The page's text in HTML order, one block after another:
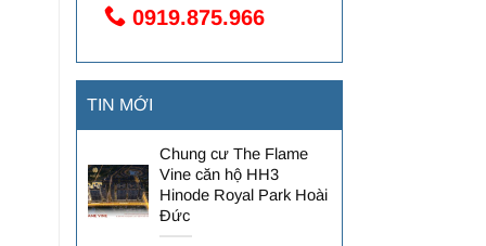
0919.875.966
TIN MỚI
Chung cư The Flame
Vine căn hộ HH3
Hinode Royal Park Hoài
Đức